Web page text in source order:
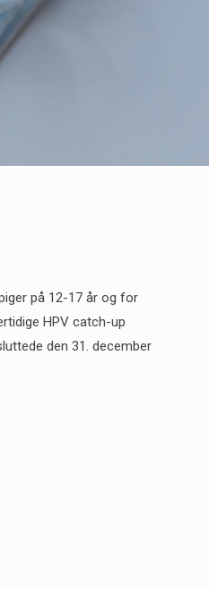
på 12-17 år og for
HPV catch-up
den 31. december